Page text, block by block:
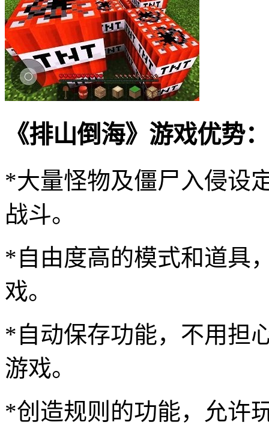
《排山倒海》游戏优势：
*大量怪物及僵尸入侵设
战斗。
*自由度高的模式和道具
戏。
*自动保存功能，不用担
游戏。
*创造规则的功能，允许